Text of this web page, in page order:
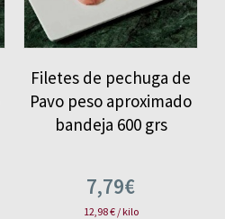
Filetes de pechuga de
Pavo peso aproximado
bandeja 600 grs
7,79€
12,98 € / kilo